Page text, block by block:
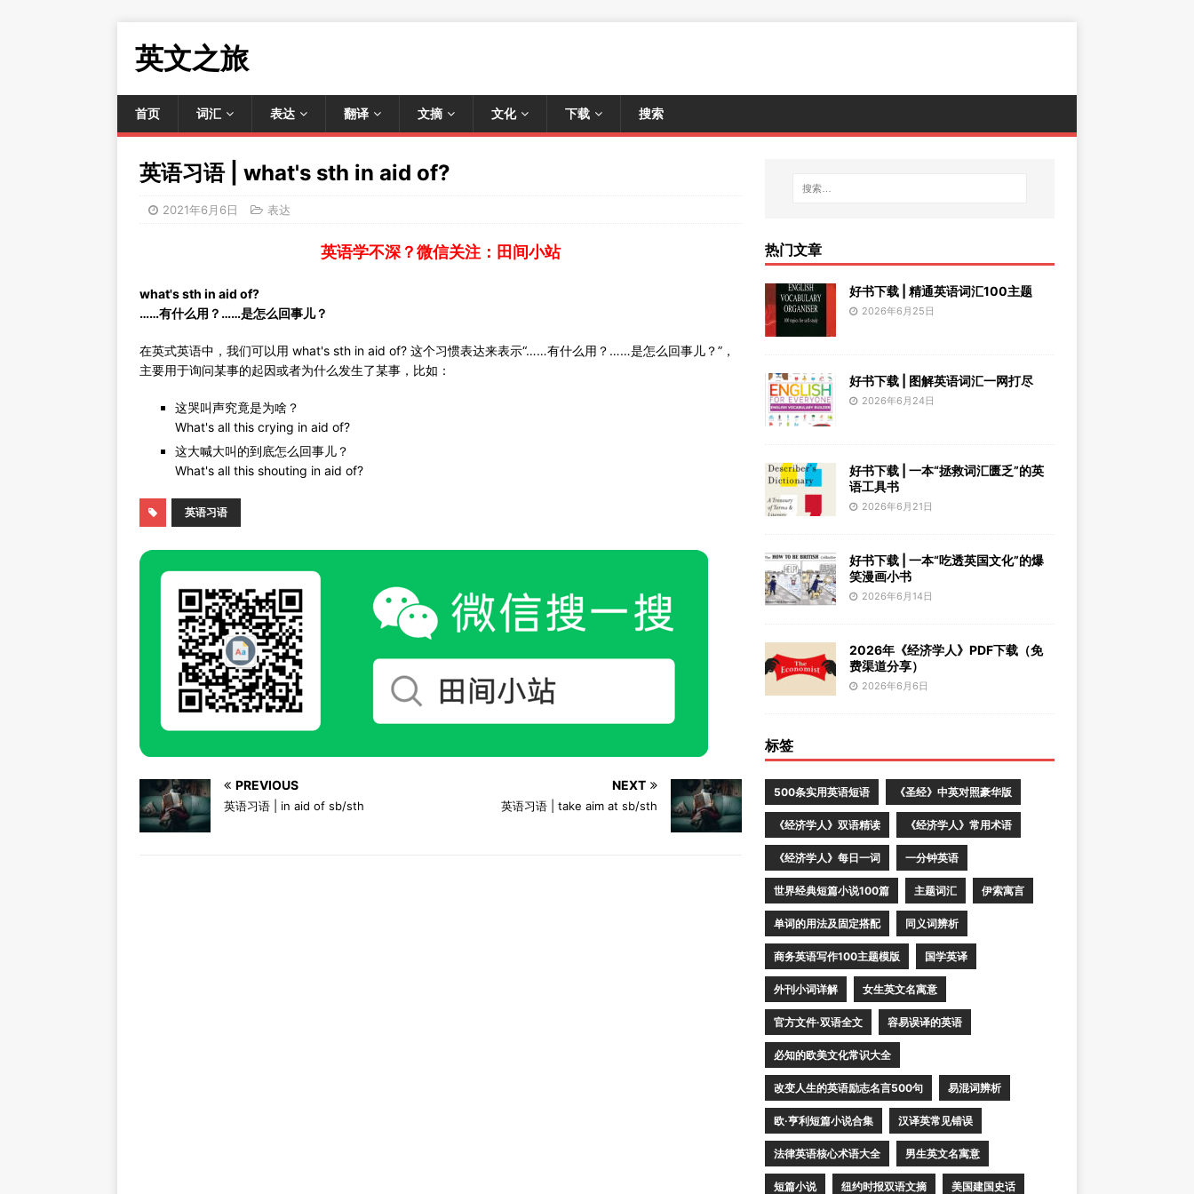
英文之旅
首页 词汇 表达 翻译 文摘 文化 下载 搜索
英语习语 | what's sth in aid of?
2021年6月6日 表达
英语学不深？微信关注：田间小站
what's sth in aid of?
……有什么用？……是怎么回事儿？
在英式英语中，我们可以用 what's sth in aid of? 这个习惯表达来表示“……有什么用？……是怎么回事儿？”，
主要用于询问某事的起因或者为什么发生了某事，比如：
这哭叫声究竟是为啥？
What's all this crying in aid of?
这大喊大叫的到底怎么回事儿？
What's all this shouting in aid of?
英语习语
PREVIOUS
英语习语 | in aid of sb/sth
NEXT
英语习语 | take aim at sb/sth
热门文章
好书下载 | 精通英语词汇100主题
2026年6月25日
好书下载 | 图解英语词汇一网打尽
2026年6月24日
好书下载 | 一本“拯救词汇匮乏”的英
语工具书
2026年6月21日
好书下载 | 一本“吃透英国文化”的爆
笑漫画小书
2026年6月14日
2026年《经济学人》PDF下载（免
费渠道分享）
2026年6月6日
标签
500条实用英语短语 《圣经》中英对照豪华版
《经济学人》双语精读 《经济学人》常用术语
《经济学人》每日一词 一分钟英语
世界经典短篇小说100篇 主题词汇 伊索寓言
单词的用法及固定搭配 同义词辨析
商务英语写作100主题模版 国学英译
外刊小词详解 女生英文名寓意
官方文件·双语全文 容易误译的英语
必知的欧美文化常识大全
改变人生的英语励志名言500句 易混词辨析
欧·亨利短篇小说合集 汉译英常见错误
法律英语核心术语大全 男生英文名寓意
短篇小说 纽约时报双语文摘 美国建国史话